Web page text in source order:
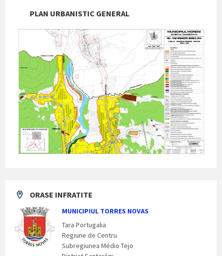
PLAN URBANISTIC GENERAL
ORASE INFRATITE
MUNICIPIUL TORRES NOVAS
Tara Portugalia
Regiune de Centru
Subregiunea Médio Tejo